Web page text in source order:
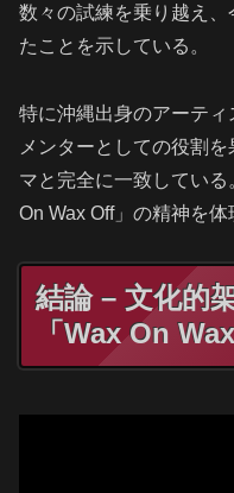
数々の試練を乗り越え
たことを示している。
特に沖縄出身のアーテ
メンターとしての役割
マと完全に一致してい
On Wax Off」の精神を体
結論 – 文化的
「Wax On